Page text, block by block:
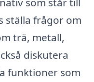
ställa frågor om
trä, metall,
diskutera
funktioner som